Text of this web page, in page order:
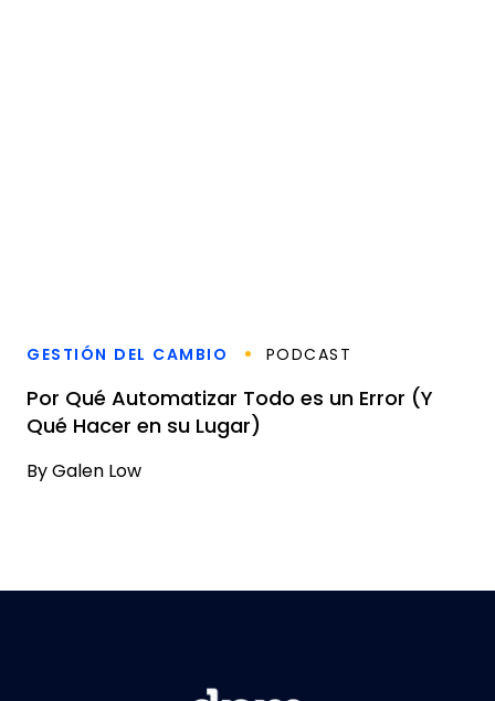
GESTIÓN DEL CAMBIO PODCAST
Por Qué Automatizar Todo es un Error (Y
Qué Hacer en su Lugar)
By Galen Low